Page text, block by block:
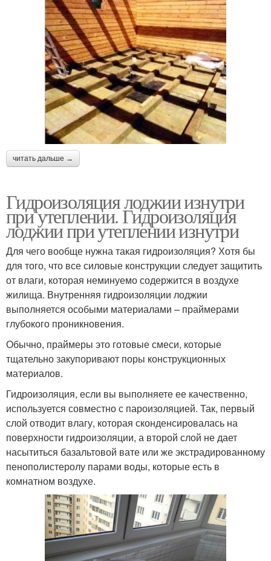
читать дальше →
Гидроизоляция лоджии изнутри
при утеплении. Гидроизоляция
лоджии при утеплении изнутри
Для чего вообще нужна такая гидроизоляция? Хотя бы
для того, что все силовые конструкции следует защитить
от влаги, которая неминуемо содержится в воздухе
жилища. Внутренняя гидроизоляции лоджии
выполняется особыми материалами – праймерами
глубокого проникновения.
Обычно, праймеры это готовые смеси, которые
тщательно закупоривают поры конструкционных
материалов.
Гидроизоляция, если вы выполняете ее качественно,
используется совместно с пароизоляцией. Так, первый
слой отводит влагу, которая сконденсировалась на
поверхности гидроизоляции, а второй слой не дает
насытиться базальтовой вате или же экстрадированному
пенополистеролу парами воды, которые есть в
комнатном воздухе.